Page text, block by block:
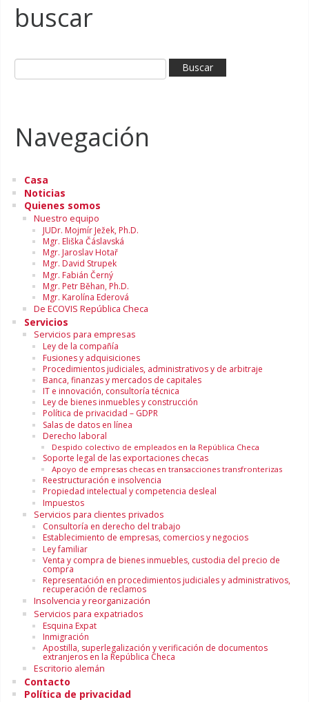
buscar
Navegación
Casa
Noticias
Quienes somos
Nuestro equipo
JUDr. Mojmír Ježek, Ph.D.
Mgr. Eliška Čáslavská
Mgr. Jaroslav Hotař
Mgr. David Strupek
Mgr. Fabián Černý
Mgr. Petr Běhan, Ph.D.
Mgr. Karolína Ederová
De ECOVIS República Checa
Servicios
Servicios para empresas
Ley de la compañía
Fusiones y adquisiciones
Procedimientos judiciales, administrativos y de arbitraje
Banca, finanzas y mercados de capitales
IT e innovación, consultoría técnica
Ley de bienes inmuebles y construcción
Política de privacidad – GDPR
Salas de datos en línea
Derecho laboral
Despido colectivo de empleados en la República Checa
Soporte legal de las exportaciones checas
Apoyo de empresas checas en transacciones transfronterizas
Reestructuración e insolvencia
Propiedad intelectual y competencia desleal
Impuestos
Servicios para clientes privados
Consultoría en derecho del trabajo
Establecimiento de empresas, comercios y negocios
Ley familiar
Venta y compra de bienes inmuebles, custodia del precio de
compra
Representación en procedimientos judiciales y administrativos,
recuperación de reclamos
Insolvencia y reorganización
Servicios para expatriados
Esquina Expat
Inmigración
Apostilla, superlegalización y verificación de documentos
extranjeros en la República Checa
Escritorio alemán
Contacto
Política de privacidad